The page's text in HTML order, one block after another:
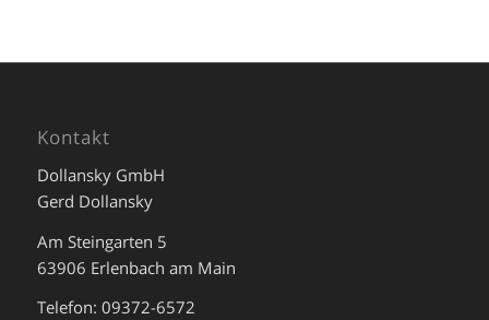
Kontakt
Dollansky GmbH
Gerd Dollansky
Am Steingarten 5
63906 Erlenbach am Main
Telefon: 09372-6572